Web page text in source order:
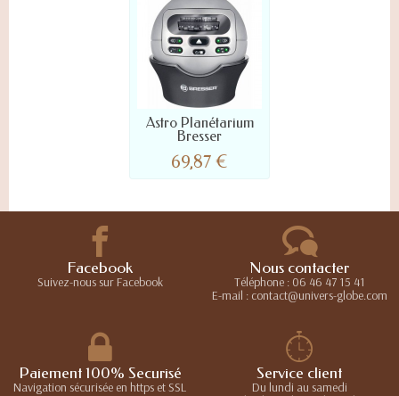
Astro Planétarium
Bresser
69,87 €
Facebook
Suivez-nous sur Facebook
Nous contacter
Téléphone : 06 46 47 15 41
E-mail : contact@univers-globe.com
Paiement 100% Securisé
Navigation sécurisée en https et SSL
Service client
Du lundi au samedi